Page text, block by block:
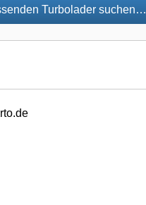
Turbolader suchen…